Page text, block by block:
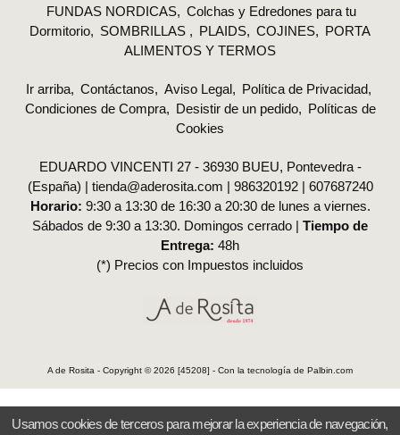
FUNDAS NORDICAS
Colchas y Edredones para tu
Dormitorio
SOMBRILLAS PLAIDS COJINES
PORTA
ALIMENTOS Y TERMOS
Ir arriba Contáctanos Aviso Legal
Política de Privacidad
Condiciones de Compra
Desistir de un pedido
Políticas de
Cookies
EDUARDO VINCENTI 27 - 36930 BUEU, Pontevedra -
(España) | tienda@aderosita.com | 986320192| 607687240
Horario: 9:30 a 13:30 de 16:30 a 20:30 de lunes a viernes.
Sábados de 9:30 a 13:30. Domingos cerrado | Tiempo de
Entrega: 48h
(*) Precios con Impuestos incluidos
A de Rosita - Copyright © 2026 [45208] - Con la tecnología de Palbin.com
Usamos cookies de terceros para mejorar la experiencia de navegación,